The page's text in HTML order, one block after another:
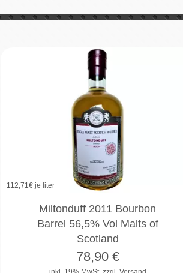
112,71€ je liter
Miltonduff 2011 Bourbon
Barrel 56,5% Vol Malts of
Scotland
78,90€